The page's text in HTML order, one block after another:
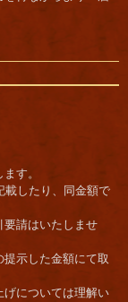
す。
載したり、同金額で
請はいたしませ
示した金額にて取
げについては理解い